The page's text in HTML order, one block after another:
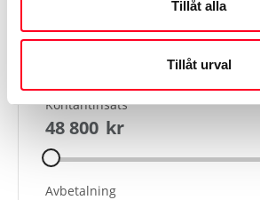
Tillåt alla
Tillåt urval
Kontantinsats
48 800 kr
Avbetalning